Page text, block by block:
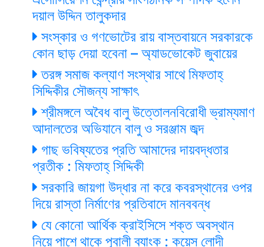
দয়াল উদ্দিন তালুকদার
সংস্কার ও গণভোটের রায় বাস্তবায়নে সরকারকে
কোন ছাড় দেয়া হবেনা – অ্যাডভোকেট জুবায়ের
তরঙ্গ সমাজ কল্যাণ সংস্থার সাথে মিফতাহ্
সিদ্দিকীর সৌজন্য সাক্ষাৎ
শ্রীমঙ্গলে অবৈধ বালু উত্তোলনবিরোধী ভ্রাম্যমাণ
আদালতের অভিযানে বালু ও সরঞ্জাম জব্দ
গাছ ভবিষ্যতের প্রতি আমাদের দায়বদ্ধতার
প্রতীক : মিফতাহ্ সিদ্দিকী
সরকারি জায়গা উদ্ধার না করে কবরস্থানের ওপর
দিয়ে রাস্তা নির্মাণের প্রতিবাদে মানববন্ধ
যে কোনো আর্থিক ক্রাইসিসে শক্ত অবস্থান
নিয়ে পাশে থাকে পূবালী ব্যাংক : কয়েস লোদী